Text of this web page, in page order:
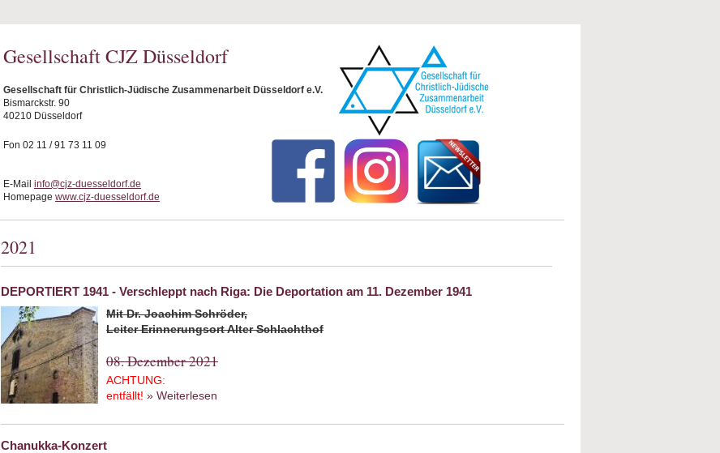
Gesellschaft CJZ Düsseldorf
Gesellschaft für Christlich-Jüdische Zusammenarbeit Düsseldorf e.V.
Bismarckstr. 90
40210 Düsseldorf
Fon 02 11 / 91 73 11 09
E-Mail info@cjz-duesseldorf.de
Homepage www.cjz-duesseldorf.de
2021
DEPORTIERT 1941 - Verschleppt nach Riga: Die Deportation am 11. Dezember 1941
Mit Dr. Joachim Schröder,
Leiter Erinnerungsort Alter Schlachthof
08. Dezember 2021
ACHTUNG:
entfällt! » Weiterlesen
Chanukka-Konzert